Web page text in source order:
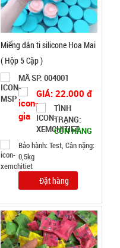
xo Tummy
Trimmer
MÃ
20.000 đ
Test
Đặt
hàng
Miếng dán ti silicone Hoa Mai
( Hộp 5 Cặp )
MÃ SP: 004001
GIÁ: 22.000 đ
TÌNH
TRẠNG:
CÒN HÀNG
Bảo hành: Test, Cân nặng:
0,5kg
Đặt hàng